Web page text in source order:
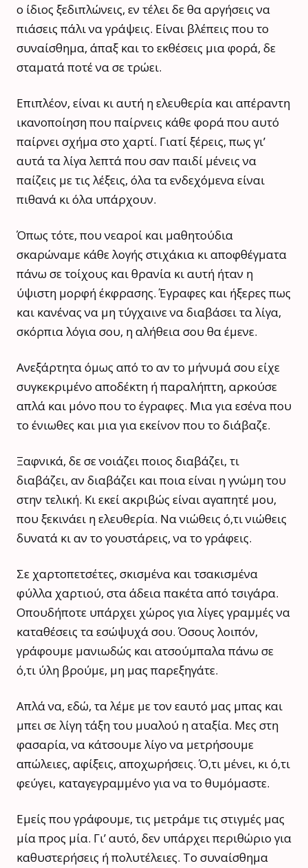
ο ίδιος ξεδιπλώνεις, εν τέλει δε θα αργήσεις να
πιάσεις πάλι να γράψεις. Είναι βλέπεις που το
συναίσθημα, άπαξ και το εκθέσεις μια φορά, δε
σταματά ποτέ να σε τρώει.
Επιπλέον, είναι κι αυτή η ελευθερία και απέραντη
ικανοποίηση που παίρνεις κάθε φορά που αυτό
παίρνει σχήμα στο χαρτί. Γιατί ξέρεις, πως γι’
αυτά τα λίγα λεπτά που σαν παιδί μένεις να
παίζεις με τις λέξεις, όλα τα ενδεχόμενα είναι
πιθανά κι όλα υπάρχουν.
Όπως τότε, που νεαροί και μαθητούδια
σκαρώναμε κάθε λογής στιχάκια κι αποφθέγματα
πάνω σε τοίχους και θρανία κι αυτή ήταν η
ύψιστη μορφή έκφρασης. Έγραφες και ήξερες πως
και κανένας να μη τύγχαινε να διαβάσει τα λίγα,
σκόρπια λόγια σου, η αλήθεια σου θα έμενε.
Ανεξάρτητα όμως από το αν το μήνυμά σου είχε
συγκεκριμένο αποδέκτη ή παραλήπτη, αρκούσε
απλά και μόνο που το έγραφες. Μια για εσένα που
το ένιωθες και μια για εκείνον που το διάβαζε.
Ξαφνικά, δε σε νοιάζει ποιος διαβάζει, τι
διαβάζει, αν διαβάζει και ποια είναι η γνώμη του
στην τελική. Κι εκεί ακριβώς είναι αγαπητέ μου,
που ξεκινάει η ελευθερία. Να νιώθεις ό,τι νιώθεις
δυνατά κι αν το γουστάρεις, να το γράφεις.
Σε χαρτοπετσέτες, σκισμένα και τσακισμένα
φύλλα χαρτιού, στα άδεια πακέτα από τσιγάρα.
Οπουδήποτε υπάρχει χώρος για λίγες γραμμές να
καταθέσεις τα εσώψυχά σου. Όσους λοιπόν,
γράφουμε μανιωδώς και ατσούμπαλα πάνω σε
ό,τι ύλη βρούμε, μη μας παρεξηγάτε.
Απλά να, εδώ, τα λέμε με τον εαυτό μας μπας και
μπει σε λίγη τάξη του μυαλού η αταξία. Μες στη
φασαρία, να κάτσουμε λίγο να μετρήσουμε
απώλειες, αφίξεις, αποχωρήσεις. Ό,τι μένει, κι ό,τι
φεύγει, καταγεγραμμένο για να το θυμόμαστε.
Εμείς που γράφουμε, τις μετράμε τις στιγμές μας
μία προς μία. Γι’ αυτό, δεν υπάρχει περιθώριο για
καθυστερήσεις ή πολυτέλειες. Το συναίσθημα